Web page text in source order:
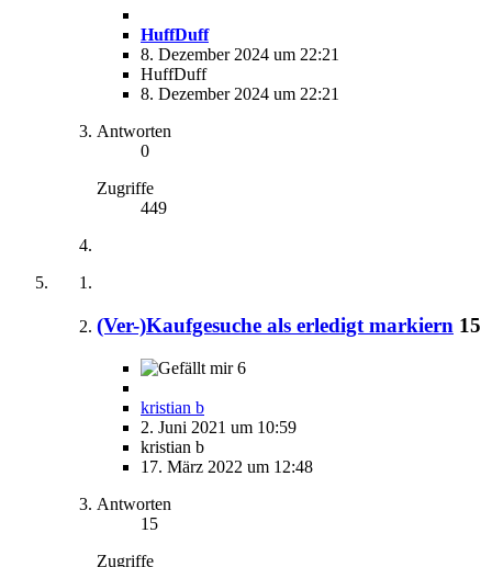
HuffDuff
8. Dezember 2024 um 22:21
HuffDuff
8. Dezember 2024 um 22:21
Antworten
0
Zugriffe
449
(Ver-)Kaufgesuche als erledigt markiern 15
6
kristian b
2. Juni 2021 um 10:59
kristian b
17. März 2022 um 12:48
Antworten
15
Zugriffe